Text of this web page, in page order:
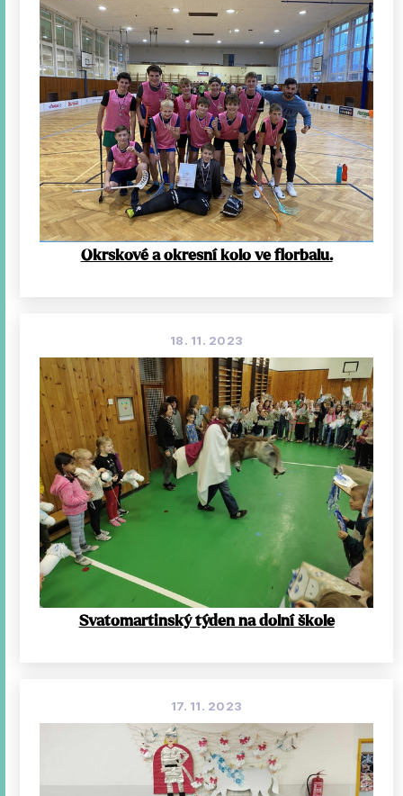
Okrskové a okresní kolo ve florbalu.
18. 11. 2023
Svatomartinský týden na dolní škole
17. 11. 2023